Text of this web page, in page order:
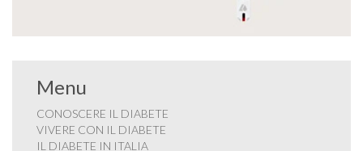
Menu
CONOSCERE IL DIABETE
VIVERE CON IL DIABETE
IL DIABETE IN ITALIA